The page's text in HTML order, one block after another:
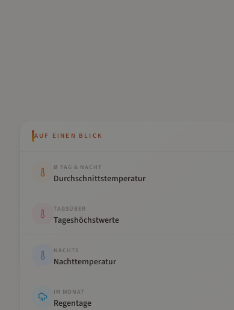
AUF EINEN BLICK
Ø TAG & NACHT
Durchschnittstemperatur
TAGSÜBER
Tageshöchstwerte
NACHTS
Nachttemperatur
IM MONAT
Regentage